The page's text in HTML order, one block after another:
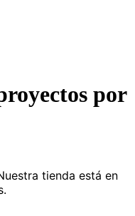
por
tienda está en